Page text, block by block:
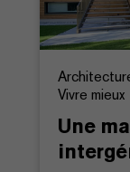
Vivre mieux
Une